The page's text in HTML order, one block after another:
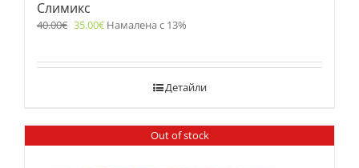
Слимикс
40.00€ 35.00€ Намалена с 13%
Детайли
Out of stock